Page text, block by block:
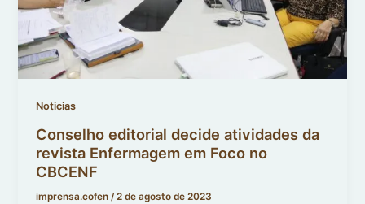
Noticias
Conselho editorial decide atividades da
revista Enfermagem em Foco no
CBCENF
imprensa.cofen/2 de agosto de 2023